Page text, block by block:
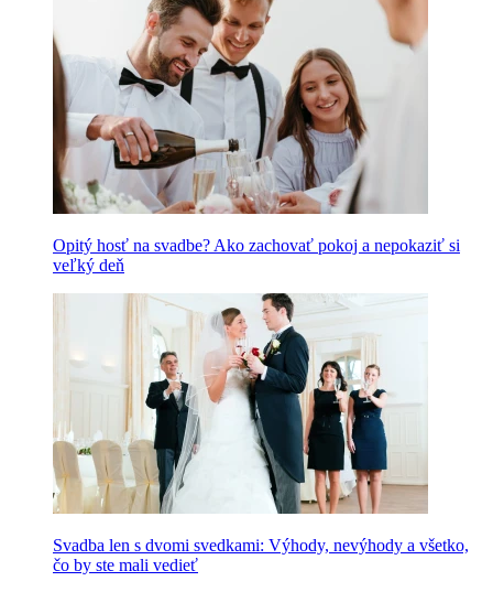
Opitý hosť na svadbe? Ako zachovať pokoj a nepokaziť si
veľký deň
Svadba len s dvomi svedkami: Výhody, nevýhody a všetko,
čo by ste mali vedieť